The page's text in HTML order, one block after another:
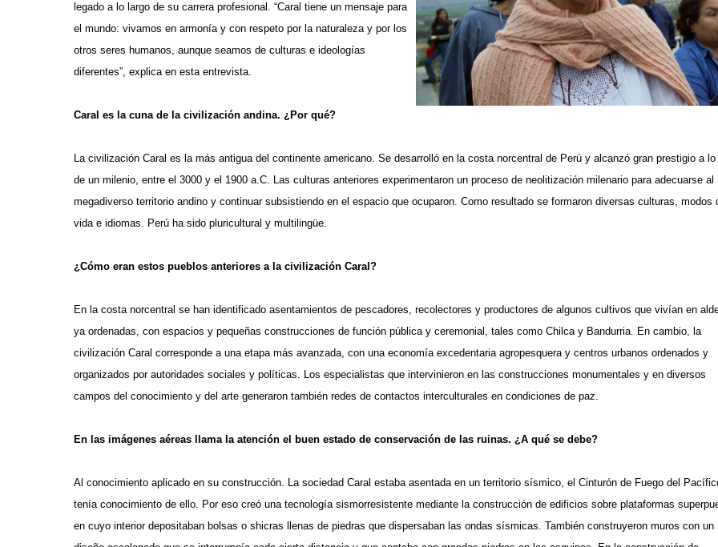
legado a lo largo de su carrera profesional. “Caral tiene un mensaje para
el mundo: vivamos en armonía y con respeto por la naturaleza y por los
otros seres humanos, aunque seamos de culturas e ideologías
diferentes”, explica en esta entrevista.
Caral es la cuna de la civilización andina. ¿Por qué?
La civilización Caral es la más antigua del continente americano. Se desarrolló en la costa norcentral de Perú y alcanzó gran prestigio a lo
de un milenio, entre el 3000 y el 1900 a.C. Las culturas anteriores experimentaron un proceso de neolitización milenario para adecuarse al
megadiverso territorio andino y continuar subsistiendo en el espacio que ocuparon. Como resultado se formaron diversas culturas, modos
vida e idiomas. Perú ha sido pluricultural y multilingüe.
¿Cómo eran estos pueblos anteriores a la civilización Caral?
En la costa norcentral se han identificado asentamientos de pescadores, recolectores y productores de algunos cultivos que vivían en
ya ordenadas, con espacios y pequeñas construcciones de función pública y ceremonial, tales como Chilca y Bandurria. En cambio, la
civilización Caral corresponde a una etapa más avanzada, con una economía excedentaria agropesquera y centros urbanos ordenados y
organizados por autoridades sociales y políticas. Los especialistas que intervinieron en las construcciones monumentales y en diversos
campos del conocimiento y del arte generaron también redes de contactos interculturales en condiciones de paz.
En las imágenes aéreas llama la atención el buen estado de conservación de las ruinas. ¿A qué se debe?
Al conocimiento aplicado en su construcción. La sociedad Caral estaba asentada en un territorio sísmico, el Cinturón de Fuego del
tenía conocimiento de ello. Por eso creó una tecnología sismorresistente mediante la construcción de edificios sobre plataformas
en cuyo interior depositaban bolsas o shicras llenas de piedras que dispersaban las ondas sísmicas. También construyeron muros con un